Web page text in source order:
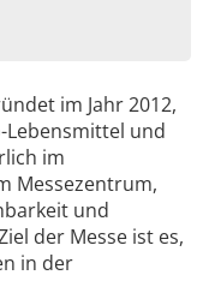
im Jahr 2012,
Lebensmittel und
im
Messezentrum,
und
der Messe ist es,
in der